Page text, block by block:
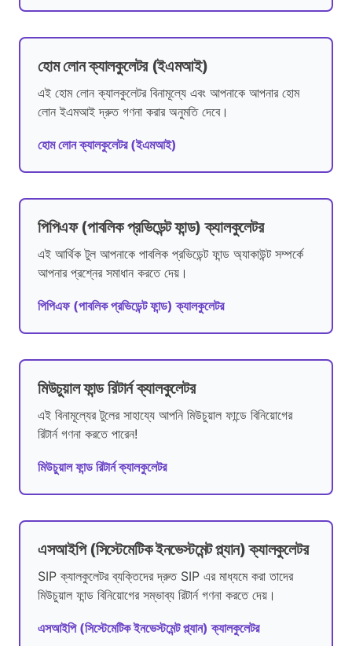
হোম লোন ক্যালকুলেটর (ইএমআই)
এই হোম লোন ক্যালকুলেটর বিনামূল্যে এবং আপনাকে আপনার হোম
লোন ইএমআই দ্রুত গণনা করার অনুমতি দেবে।
হোম লোন ক্যালকুলেটর (ইএমআই)
পিপিএফ (পাবলিক প্রভিডেন্ট ফান্ড) ক্যালকুলেটর
এই আর্থিক টুল আপনাকে পাবলিক প্রভিডেন্ট ফান্ড অ্যাকাউন্ট সম্পর্কে
আপনার প্রশ্নের সমাধান করতে দেয়।
পিপিএফ (পাবলিক প্রভিডেন্ট ফান্ড) ক্যালকুলেটর
মিউচুয়াল ফান্ড রিটার্ন ক্যালকুলেটর
এই বিনামূল্যের টুলের সাহায্যে আপনি মিউচুয়াল ফান্ডে বিনিয়োগের
রিটার্ন গণনা করতে পারেন!
মিউচুয়াল ফান্ড রিটার্ন ক্যালকুলেটর
এসআইপি (সিস্টেমেটিক ইনভেস্টমেন্ট প্ল্যান) ক্যালকুলেটর
SIP ক্যালকুলেটর ব্যক্তিদের দ্রুত SIP এর মাধ্যমে করা তাদের
মিউচুয়াল ফান্ড বিনিয়োগের সম্ভাব্য রিটার্ন গণনা করতে দেয়।
এসআইপি (সিস্টেমেটিক ইনভেস্টমেন্ট প্ল্যান) ক্যালকুলেটর